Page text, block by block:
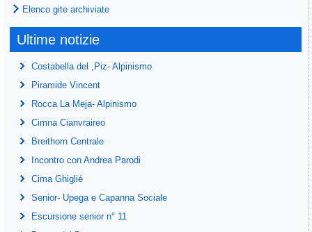
Elenco gite archiviate
Ultime notizie
Costabella del ,Piz- Alpinismo
Piramide Vincent
Rocca La Meja- Alpinismo
Cimna Cianvraireo
Breithorn Centrale
Incontro con Andrea Parodi
Cima Ghiglié
Senior- Upega e Capanna Sociale
Escursione senior n° 11